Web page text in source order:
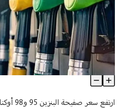
ثقافة ومجتمع
منوعات
ابحث
جدول جديد لأسعار المحروقات
Article Content